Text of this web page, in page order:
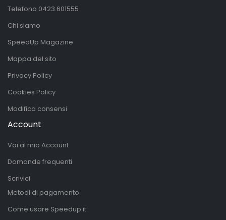
Telefono 0423.601555
Chi siamo
SpeedUp Magazine
Mappa del sito
Privacy Policy
Cookies Policy
Modifica consensi
Account
Vai al mio Account
Domande frequenti
Scrivici
Metodi di pagamento
Come usare Speedup.it